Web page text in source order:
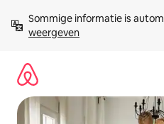
direct
naar
Sommige informatie is
weergeven